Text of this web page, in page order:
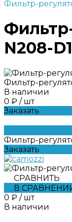
Фильтр-
N208-
Фильтр-
В наличии
0 ₽ / шт
Заказать
Фильтр-
Заказать
СРАВНИТЬ
В
0 ₽ / шт
В наличии